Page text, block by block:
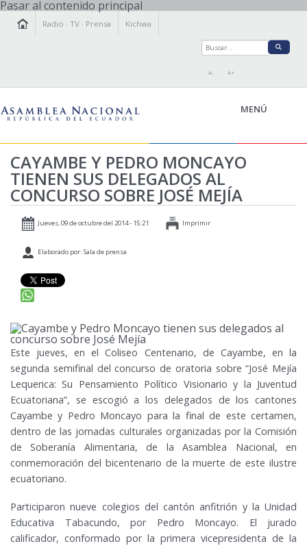
Pasar al contenido principal
Radio ·TV · Prensa Kichwa
A- A+
MENÚ
LA ASAMBLEA
LEGISLAMOS
FISCALIZAMOS
PRENSA
PARTICIPACIÓN
RELACIONES INTERNACIONALES
AGENDA
CAYAMBE Y PEDRO MONCAYO
TIENEN SUS DELEGADOS AL
CONCURSO SOBRE JOSÉ MEJÍA
Jueves, 09 de octubre del 2014 - 15:21 Imprimir
Elaborado por: Sala de prensa
Este jueves, en el Coliseo Centenario, de Cayambe, en la
segunda semifinal del concurso de oratoria sobre “José Mejía
Lequerica: Su Pensamiento Político Visionario y la Juventud
Ecuatoriana”, se escogió a los delegados de los cantones
Cayambe y Pedro Moncayo para la final de este certamen,
dentro de las jornadas culturales organizadas por la Comisión
de Soberanía Alimentaria, de la Asamblea Nacional, en
conmemoración del bicentenario de la muerte de este ilustre
ecuatoriano.
Participaron nueve colegios del cantón anfitrión y la Unidad
Educativa Tabacundo, por Pedro Moncayo. El jurado
calificador, conformado por la primera vicepresidenta de la